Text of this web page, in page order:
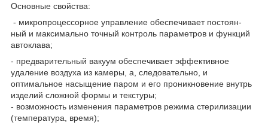
Основные свойства:
- микропроцессорное управление обеспечивает постоян-
ный и максимально точный контроль параметров и функций
автоклава;
- предварительный вакуум обеспечивает эффективное
удаление воздуха из камеры, а, следовательно, и
оптимальное насыщение паром и его проникновение внутрь
изделий сложной формы и текстуры;
- возможность изменения параметров режима стерилизации
(температура, время);